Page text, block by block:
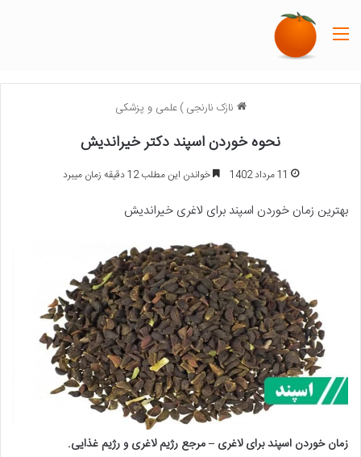
نازک نارنجی ) علمی و پزشکی
نحوه خوردن اسپند دکتر خیراندیش
11 مرداد 1402 خواندن این مطلب 12 دقیقه زمان میبرد
بهترین زمان خوردن اسپند برای لاغری خیراندیش
زمان خوردن اسپند برای لاغری – مرجع رژیم لاغری و رژیم غذایی.